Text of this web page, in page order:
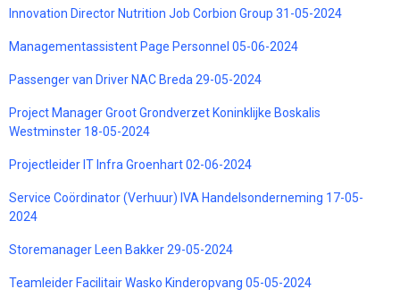
Innovation Director Nutrition Job Corbion Group 31-05-2024
Managementassistent Page Personnel 05-06-2024
Passenger van Driver NAC Breda 29-05-2024
Project Manager Groot Grondverzet Koninklijke Boskalis
Westminster 18-05-2024
Projectleider IT Infra Groenhart 02-06-2024
Service Coördinator (Verhuur) IVA Handelsonderneming 17-05-
2024
Storemanager Leen Bakker 29-05-2024
Teamleider Facilitair Wasko Kinderopvang 05-05-2024